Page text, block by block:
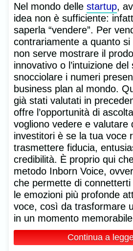
Nel mondo delle startup,
idea non è sufficiente:
saperla “vendere”. Per
contrariamente a quanto si
non serve mostrare il
innovativo o l’intuizione del
snocciolare i numeri
business plan al mondo.
già stati valutati in
offre l’opportunità di
vogliono vedere e valutare
investitori è se la tua voce
trasmettere fiducia,
credibilità. È proprio qui
metodo Inborn Voice,
che permette di
le emozioni più profonde
voce, così da trasformare
in un momento
Continua a